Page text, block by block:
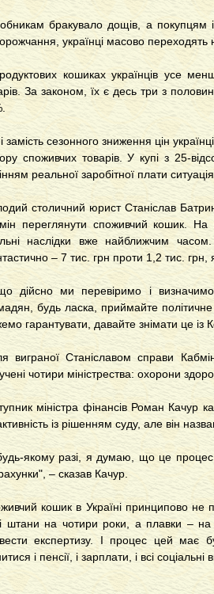
бракувало дощів, а покупцям
українці масово переходять
кошиках українців усе
За законом, їх є десь три з
замість сезонного зниження цін
споживчих товарів. У купі з 25-
реальної заробітної плати
столичний юрист Станіслав
переглянути споживчий кошик.
наслідки вже найближчим
– 7 тис. грн проти 1,2 тис. грн,
дійсно ми перевіримо і
будь ласка, приймайте
гарантувати, давайте знімати це із
виграної Станіславом справи
чотири міністрества: охорони
міністра фінансів Роман
із рішенням суду, але він
якому разі, я думаю, що це процес
– сказав Качур.
кошик в Україні принципово не
штани на чотири роки, а плавки –
експертизу. І процес цей має
і пенсії, і зарплати, і всі соціальні